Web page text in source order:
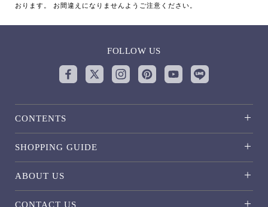
おります。 お間違えになりませんようご注意ください。
FOLLOW US
CONTENTS
SHOPPING GUIDE
ABOUT US
CONTACT US